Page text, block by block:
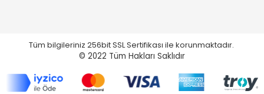
Tüm bilgileriniz 256bit SSL Sertifikası ile korunmaktadır.
© 2022 Tüm Hakları Saklıdır